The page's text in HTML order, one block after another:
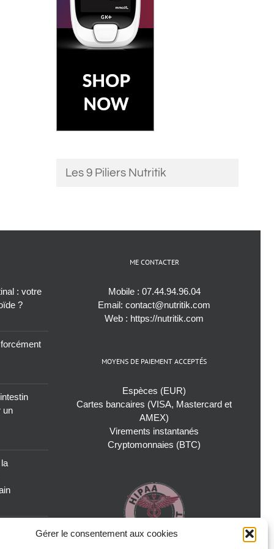
Gérer le consentement aux cookies
Les 9 Piliers Nutritik
: votre
?
un
pour
ME CONTACTER
Mobile : 07.44.94.96.04
Email:contact@nutritik.com
Web : https://nutritik.com
MOYENS DE PAIEMENT ACCEPTÉS
Espèces (EUR)
Cartes bancaires (VISA, Mastercard et
AMEX)
Virements instantanés
Cryptomonnaies (BTC)